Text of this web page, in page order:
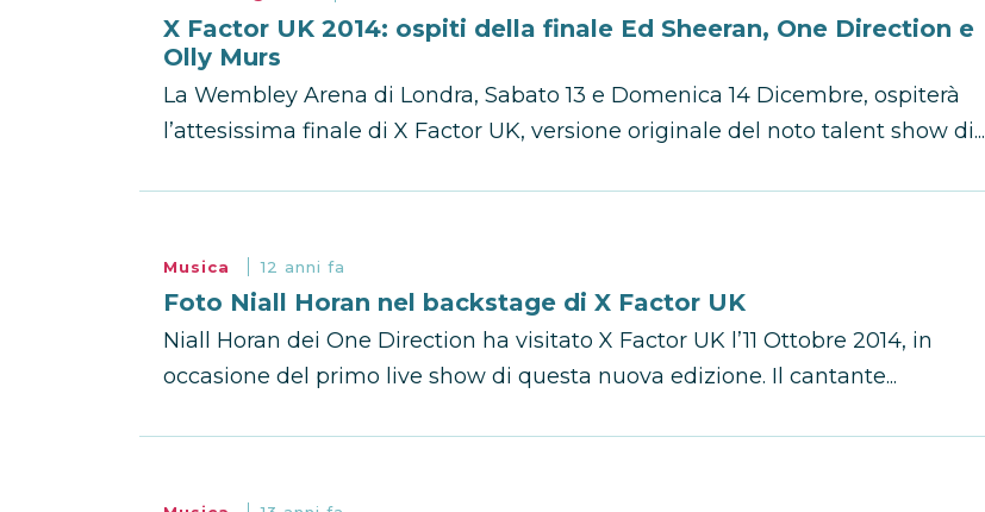
X Factor UK 2014: ospiti della finale Ed Sheeran, One Direction e
Olly Murs
La Wembley Arena di Londra, Sabato 13 e Domenica 14 Dicembre, ospiterà
l’attesissima finale di X Factor UK, versione originale del noto talent show di...
Musica 12 anni fa
Foto Niall Horan nel backstage di X Factor UK
Niall Horan dei One Direction ha visitato X Factor UK l’11 Ottobre 2014, in
occasione del primo live show di questa nuova edizione. Il cantante...